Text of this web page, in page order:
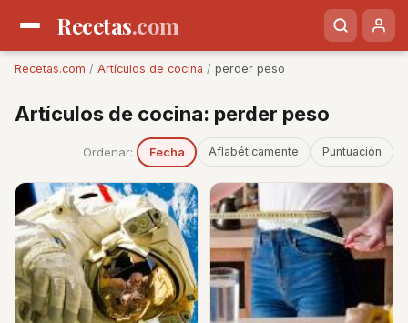
Recetas.com
Recetas.com / Artículos de cocina / perder peso
Artículos de cocina: perder peso
Ordenar: Fecha Aflabéticamente Puntuación